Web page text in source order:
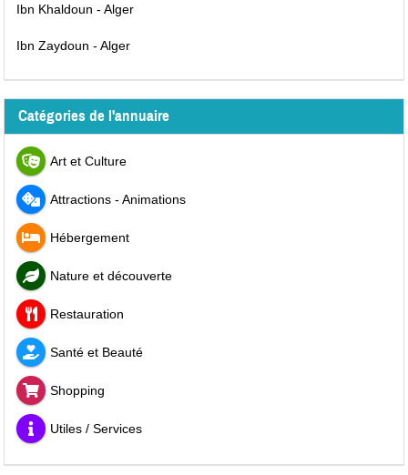
Ibn Khaldoun - Alger
Ibn Zaydoun - Alger
Catégories de l'annuaire
Art et Culture
Attractions - Animations
Hébergement
Nature et découverte
Restauration
Santé et Beauté
Shopping
Utiles / Services